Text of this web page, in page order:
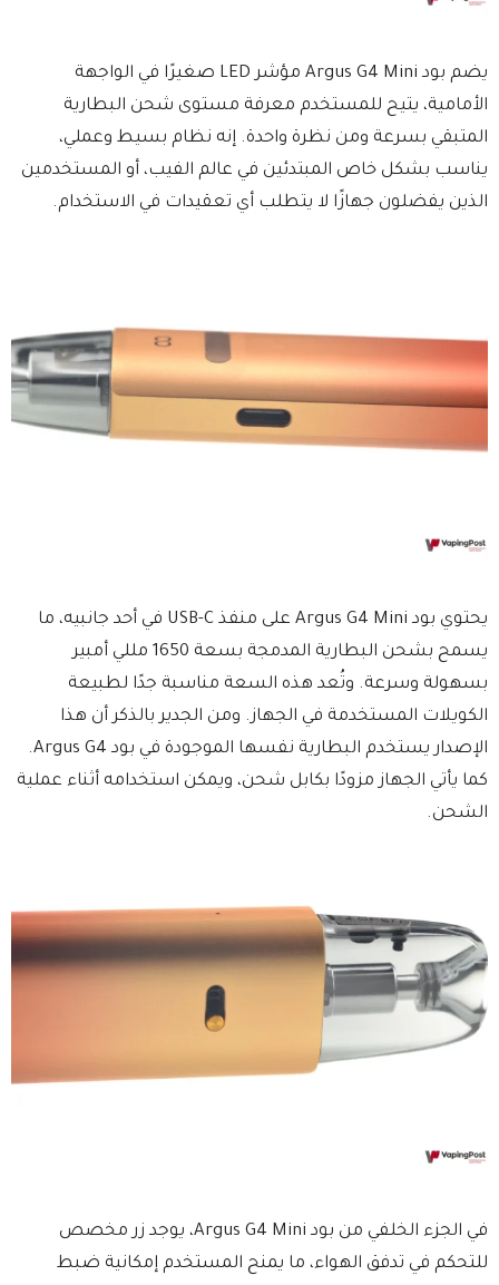
يضم بود Argus G4 Mini مؤشر LED صغيرًا في الواجهة
الأمامية، يتيح للمستخدم معرفة مستوى شحن البطارية
المتبقي بسرعة ومن نظرة واحدة. إنه نظام بسيط وعملي،
يناسب بشكل خاص المبتدئين في عالم الفيب، أو المستخدمين
الذين يفضلون جهازًا لا يتطلب أي تعقيدات في الاستخدام.
يحتوي بود Argus G4 Mini على منفذ USB-C في أحد جانبيه، ما
يسمح بشحن البطارية المدمجة بسعة 1650 مللي أمبير
بسهولة وسرعة. وتُعد هذه السعة مناسبة جدًا لطبيعة
الكويلات المستخدمة في الجهاز. ومن الجدير بالذكر أن هذا
الإصدار يستخدم البطارية نفسها الموجودة في بود Argus G4.
كما يأتي الجهاز مزودًا بكابل شحن، ويمكن استخدامه أثناء عملية
الشحن.
في الجزء الخلفي من بود Argus G4 Mini، يوجد زر مخصص
للتحكم في تدفق الهواء، ما يمنح المستخدم إمكانية ضبط